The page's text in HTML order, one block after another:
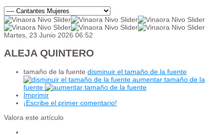
Martes, 23 Junio 2026 06:52
ALEJA QUINTERO
tamaño de la fuente disminuir el tamaño de la fuente
aumentar tamaño de la
fuente
Imprimir
¡Escribe el primer comentario!
Valora este artículo